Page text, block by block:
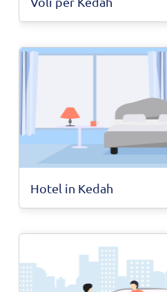
Hotel in Kedah